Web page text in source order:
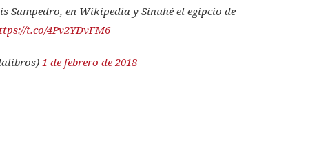
Sampedro, en Wikipedia y Sinuhé el egipcio de
t.co/4Pv2YDvFM6
1 de febrero de 2018